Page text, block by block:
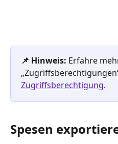
📌 Hinweis: Erfahre
Zugriffsberechtigung.
Spesen